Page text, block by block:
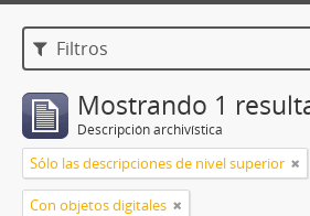
Filtros
Mostrando 1
Descripción archivística
Sólo las descripciones de nivel superior
Con objetos digitales